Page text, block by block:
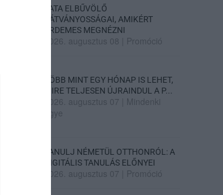
TATA ELBŰVÖLŐ
LÁTVÁNYOSSÁGAI, AMIKÉRT
ÉRDEMES MEGNÉZNI
2026. augusztus 08 Promóció
TÖBB MINT EGY HÓNAP IS LEHET,
MIRE TELJESEN ÚJRAINDUL A P...
2026. augusztus 07
Mindenki
ügye
TANULJ NÉMETÜL OTTHONRÓL: A
DIGITÁLIS TANULÁS ELŐNYEI
2026. augusztus 07 Promóció